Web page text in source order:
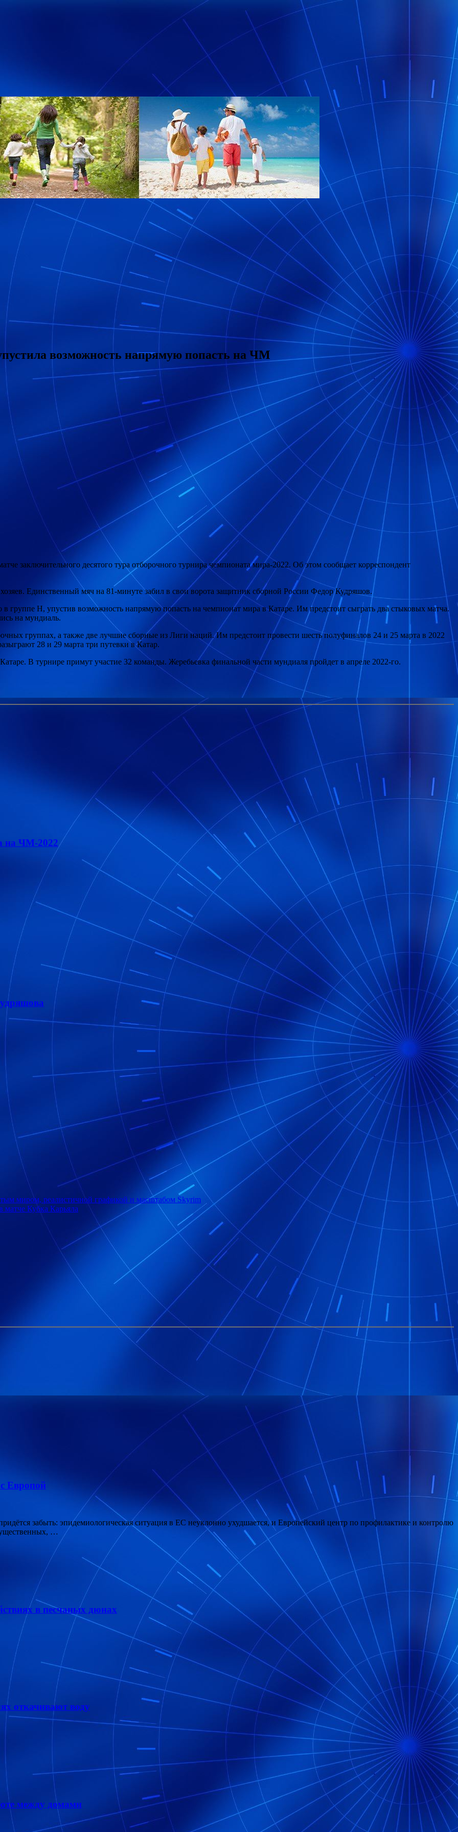
возможность напрямую попасть на ЧМ
заключительного десятого тура отборочного турнира чемпионата мира-2022. Об этом сообщает корреспондент
Единственный мяч на 81-минуте забил в свои ворота защитник сборной России Федор Кудряшов.
в группе H, упустив возможность напрямую попасть на чемпионат мира в Катаре. Им предстоит сыграть два стыковых матча.
на мундиаль.
группах, а также две лучшие сборные из Лиги наций. Им предстоит провести шесть полуфиналов 24 и 25 марта в 2022
28 и 29 марта три путевки в Катар.
В турнире примут участие 32 команды. Жеребьевка финальной части мундиаля пройдет в апреле 2022-го.
на ЧМ-2022
миром, реалистичной графикой и масштабом Skyrim
Кубка Карьяла
Европой
забыть: эпидемиологическая ситуация в ЕС неуклонно ухудшается, и Европейский центр по профилактике и контролю
…
в песчаных дюнах
откачивают воду
между домами